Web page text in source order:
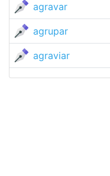
agravar
agrupar
agraviar